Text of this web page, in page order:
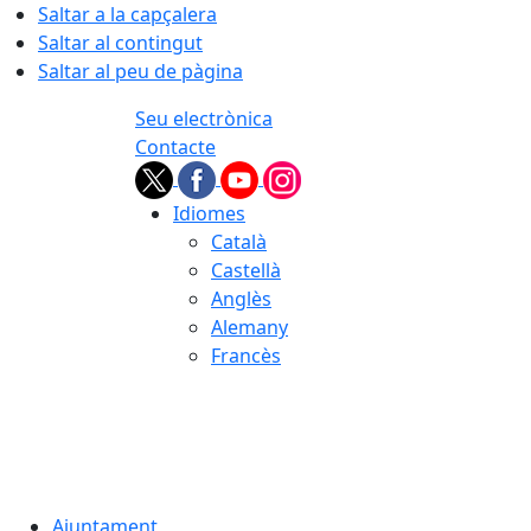
Saltar a la capçalera
Saltar al contingut
Saltar al peu de pàgina
Seu electrònica
Contacte
Idiomes
Català
Castellà
Anglès
Alemany
Francès